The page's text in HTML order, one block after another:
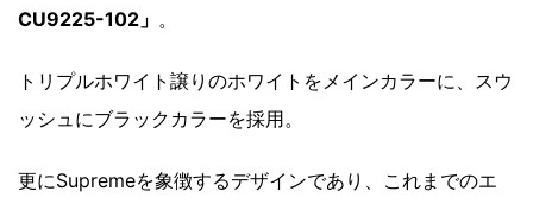
CU9225-102」 。
トリプルホワイト譲りのホワイトをメインカラーに、スウ
ッシュにブラックカラーを採用。
更にSupremeを象徴するデザインであり、これまでのエ